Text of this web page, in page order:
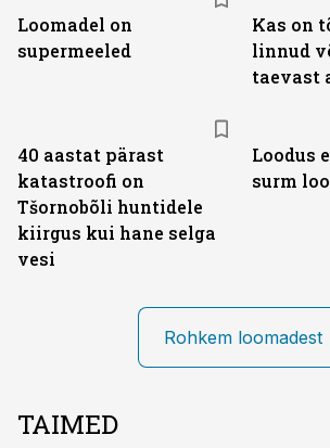
Loomadel on
supermeeled
Kas on
linnud
taevast
40 aastat pärast
katastroofi on
Tšornobõli huntidele
kiirgus kui hane selga
vesi
Loodus
surm
Rohkem loomadest
TAIMED